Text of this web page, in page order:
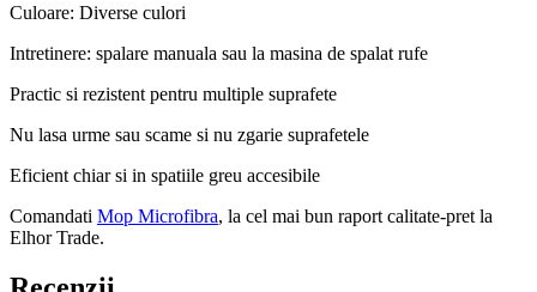
Culoare: Diverse culori
Intretinere: spalare manuala sau la masina de spalat rufe
Practic si rezistent pentru multiple suprafete
Nu lasa urme sau scame si nu zgarie suprafetele
Eficient chiar si in spatiile greu accesibile
Comandati Mop Microfibra, la cel mai bun raport calitate-pret la
Elhor Trade.